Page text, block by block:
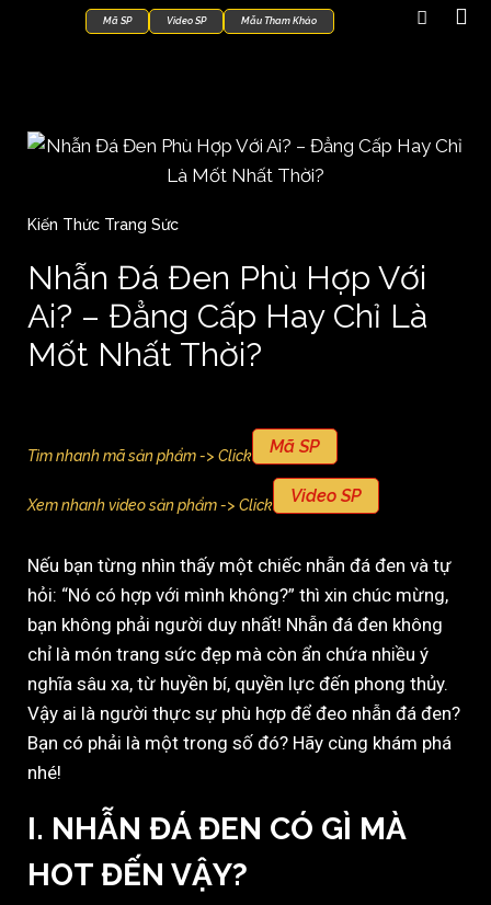
Mã SP Video SP Mẫu Tham Khảo
Kiến Thức Trang Sức
Nhẫn Đá Đen Phù Hợp Với
Ai? – Đẳng Cấp Hay Chỉ Là
Mốt Nhất Thời?
Tìm nhanh mã sản phẩm -> Click Mã SP
Xem nhanh video sản phẩm -> Click Video SP
Nếu bạn từng nhìn thấy một chiếc nhẫn đá đen và tự
hỏi: “Nó có hợp với mình không?” thì xin chúc mừng,
bạn không phải người duy nhất! Nhẫn đá đen không
chỉ là món trang sức đẹp mà còn ẩn chứa nhiều ý
nghĩa sâu xa, từ huyền bí, quyền lực đến phong thủy.
Vậy ai là người thực sự phù hợp để đeo nhẫn đá đen?
Bạn có phải là một trong số đó? Hãy cùng khám phá
nhé!
I. NHẪN ĐÁ ĐEN CÓ GÌ MÀ
HOT ĐẾN VẬY?